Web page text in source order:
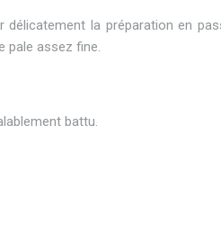
la préparation en
pale assez fine.
battu.